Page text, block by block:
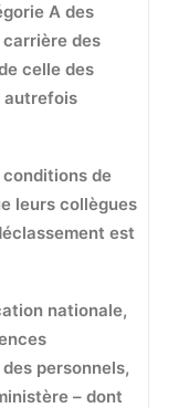
A des
des
celle des
autrefois
conditions de
leurs collègues
est
nationale,
personnels,
– dont